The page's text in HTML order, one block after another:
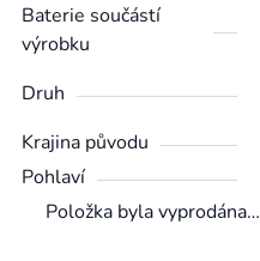
Baterie součástí
výrobku
Druh
Krajina původu
Pohlaví
Položka byla vyprodána…